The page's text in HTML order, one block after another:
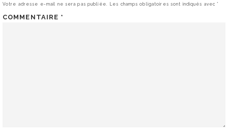
Votre adresse e-mail ne sera pas publiée. Les champs obligatoires sont indiqués avec*
COMMENTAIRE *